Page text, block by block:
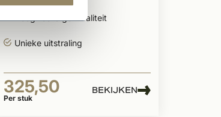
Hoogwaardige kwaliteit
Unieke uitstraling
325,50
Per stuk
BEKIJKEN